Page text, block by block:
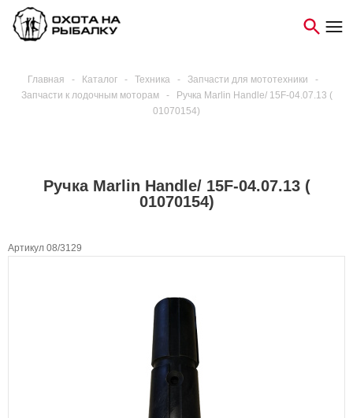
Главная - Каталог - Техника - Запчасти для мототехники
-
Запчасти к лодочным моторам
-
Ручка Marlin Handle/ 15F-04.07.13 (
01070154)
Ручка Marlin Handle/ 15F-04.07.13 (
01070154)
Артикул 08/3129